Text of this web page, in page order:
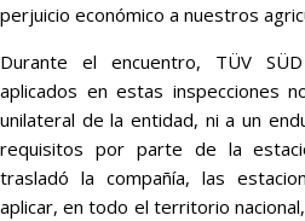
perjuicio económico a nuestros
Durante el encuentro, TÜV
aplicados en estas inspecciones
unilateral de la entidad, ni a un
requisitos por parte de la
trasladó la compañía, las
aplicar, en todo el territorio